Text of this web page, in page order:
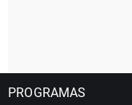
PROGRAMAS